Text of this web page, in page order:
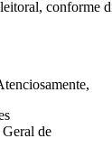
conforme
de